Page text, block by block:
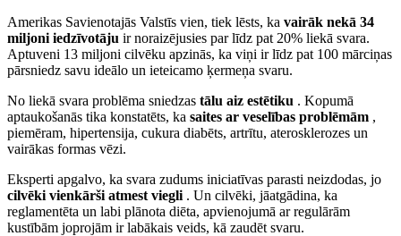
Amerikas Savienotajās Valstīs vien, tiek lēsts, ka vairāk nekā 34
miljoni iedzīvotāju ir noraizējusies par līdz pat 20% liekā svara.
Aptuveni 13 miljoni cilvēku apzinās, ka viņi ir līdz pat 100 mārciņas
pārsniedz savu ideālo un ieteicamo ķermeņa svaru.
No liekā svara problēma sniedzas tālu aiz estētiku . Kopumā
aptaukošanās tika konstatēts, ka saites ar veselības problēmām ,
piemēram, hipertensija, cukura diabēts, artrītu, aterosklerozes un
vairākas formas vēzi.
Eksperti apgalvo, ka svara zudums iniciatīvas parasti neizdodas, jo
cilvēki vienkārši atmest viegli . Un cilvēki, jāatgādina, ka
reglamentēta un labi plānota diēta, apvienojumā ar regulārām
kustībām joprojām ir labākais veids, kā zaudēt svaru.